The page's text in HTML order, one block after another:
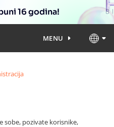
16 godina!
MENU
sobe, pozivate korisnike,